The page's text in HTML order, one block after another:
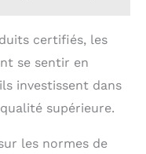
certifiés, les
se sentir en
investissent dans
supérieure.
les normes de